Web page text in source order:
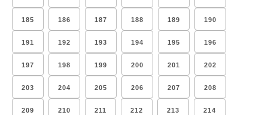
185 186 187 188 189 190
191 192 193 194 195 196
197 198 199 200 201 202
203 204 205 206 207 208
209 210 211 212 213 214